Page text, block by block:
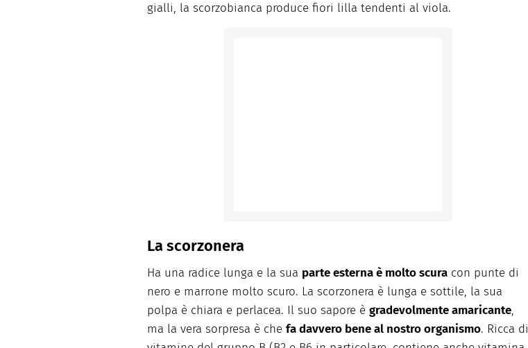
gialli, la scorzobianca produce fiori lilla tendenti al viola.
La scorzonera
Ha una radice lunga e la sua parte esterna è molto scura con punte di
nero e marrone molto scuro. La scorzonera è lunga e sottile, la sua
polpa è chiara e perlacea. Il suo sapore è gradevolmente amaricante,
ma la vera sorpresa è che fa davvero bene al nostro organismo. Ricca di